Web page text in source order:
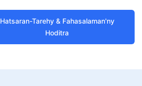
Hatsaran-Tarehy & Fahasalaman'ny
Hoditra